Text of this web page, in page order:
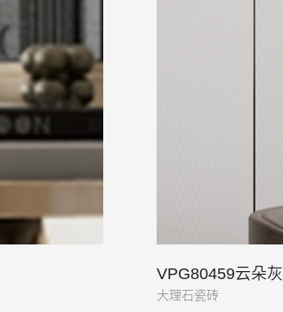
VPG80459云朵灰
大理石瓷砖